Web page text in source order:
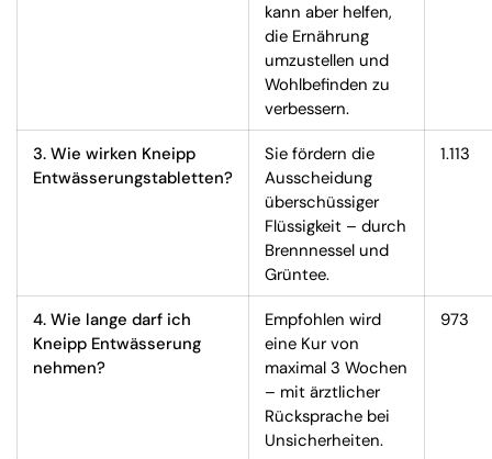
kann aber helfen,
die Ernährung
umzustellen und
Wohlbefinden zu
verbessern.
3. Wie wirken Kneipp
Entwässerungstabletten?
Sie fördern die
Ausscheidung
überschüssiger
Flüssigkeit – durch
Brennnessel und
Grüntee.
1.113
4. Wie lange darf ich
Kneipp Entwässerung
nehmen?
Empfohlen wird
eine Kur von
maximal 3 Wochen
– mit ärztlicher
Rücksprache bei
Unsicherheiten.
973